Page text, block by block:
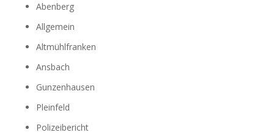
Abenberg
Allgemein
Altmühlfranken
Ansbach
Gunzenhausen
Pleinfeld
Polizeibericht